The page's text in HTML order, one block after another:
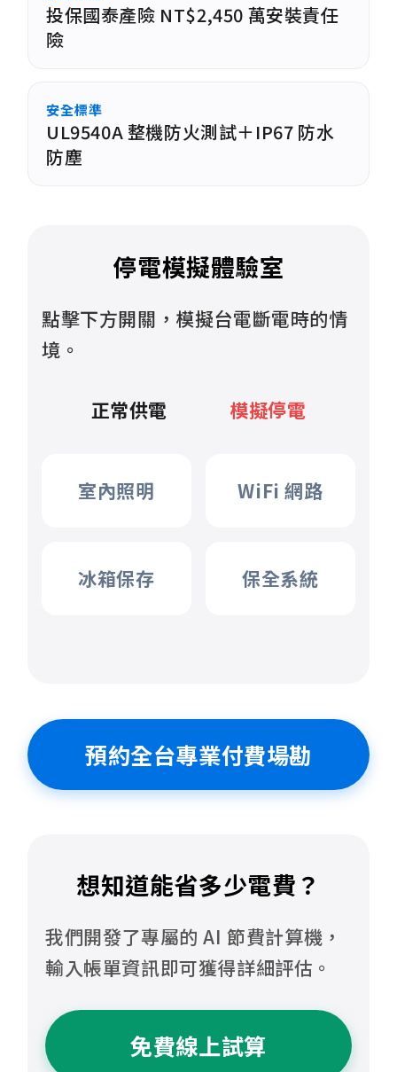
投保國泰產險 NT$2,450 萬安裝責任
險
安全標準
UL9540A 整機防火測試＋IP67 防水
防塵
停電模擬體驗室
點擊下方開關，模擬台電斷電時的情
境。
正常供電 模擬停電
室內照明 WiFi 網路
冰箱保存 保全系統
預約全台專業付費場勘
想知道能省多少電費？
我們開發了專屬的 AI 節費計算機，
輸入帳單資訊即可獲得詳細評估。
免費線上試算